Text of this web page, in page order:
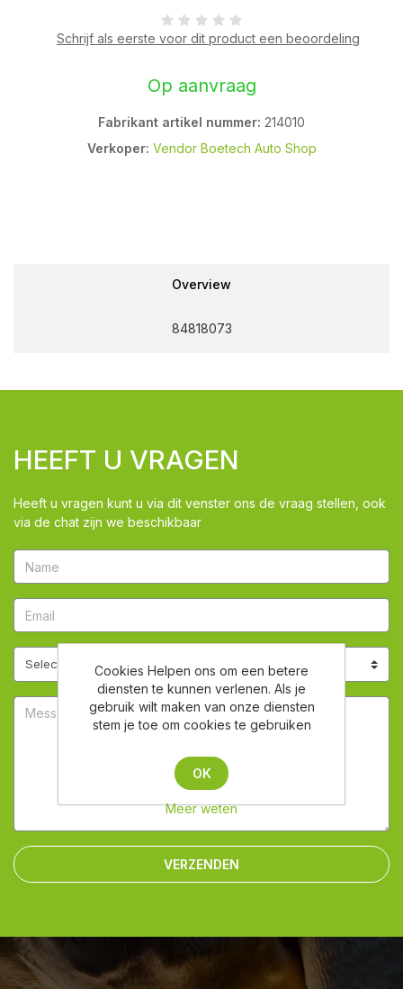
Schrijf als eerste voor dit product een beoordeling
Op aanvraag
Fabrikant artikel nummer: 214010
Verkoper: Vendor Boetech Auto Shop
Overview
84818073
HEEFT U VRAGEN
Heeft u vragen kunt u via dit venster ons de vraag stellen, ook
via de chat zijn we beschikbaar
VERZENDEN
Cookies Helpen ons om een betere
diensten te kunnen verlenen. Als je
gebruik wilt maken van onze diensten
stem je toe om cookies te gebruiken
OK
Meer weten